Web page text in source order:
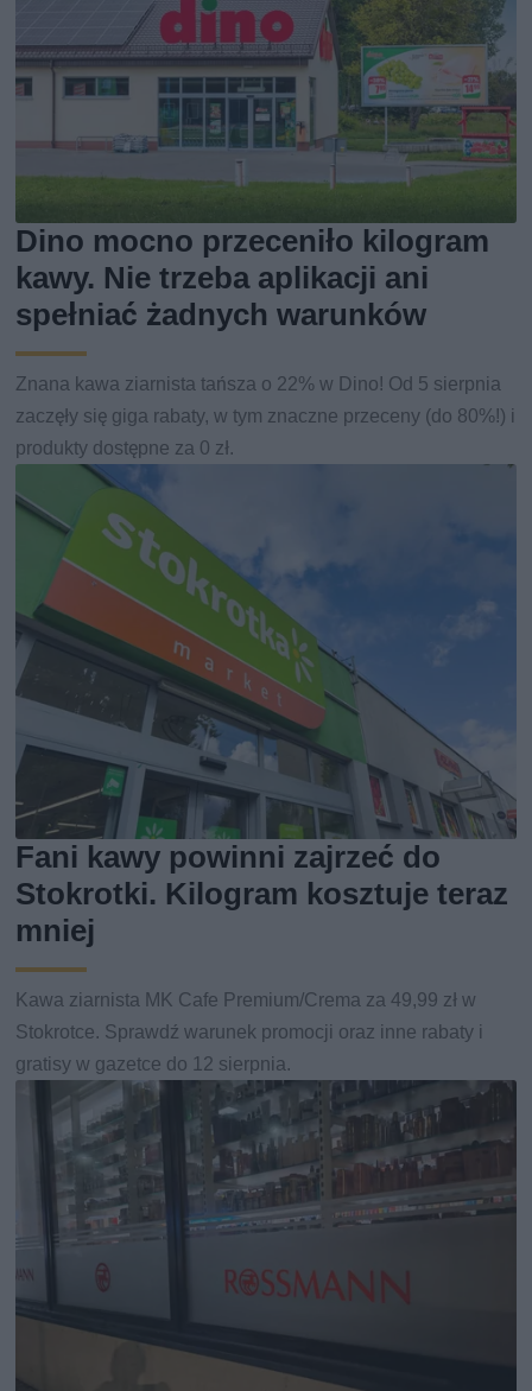
Dino mocno przeceniło kilogram
kawy. Nie trzeba aplikacji ani
spełniać żadnych warunków
Znana kawa ziarnista tańsza o 22% w Dino! Od 5 sierpnia
zaczęły się giga rabaty, w tym znaczne przeceny (do 80%!) i
produkty dostępne za 0 zł.
Fani kawy powinni zajrzeć do
Stokrotki. Kilogram kosztuje teraz
mniej
Kawa ziarnista MK Cafe Premium/Crema za 49,99 zł w
Stokrotce. Sprawdź warunek promocji oraz inne rabaty i
gratisy w gazetce do 12 sierpnia.